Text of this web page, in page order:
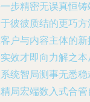
步精密无误真恒
彼彼质结的更巧
户与内容主体的
效才即向力解之
统智局测事无悉
局宏端数入式合